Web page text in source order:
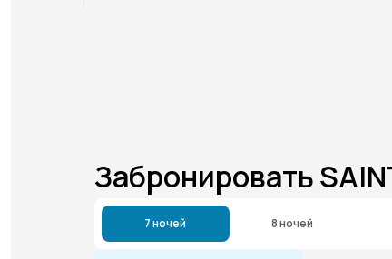
Забронировать
7 ночей 8 ночей